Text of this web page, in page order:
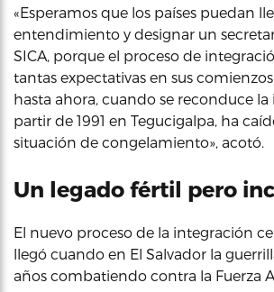
«Esperamos que los países puedan
entendimiento y designar un
SICA, porque el proceso de
tantas expectativas en sus
hasta ahora, cuando se reconduce
partir de 1991 en Tegucigalpa, ha
situación de congelamiento», acotó.
Un legado fértil pero
El nuevo proceso de la integración
llegó cuando en El Salvador la
años combatiendo contra la Fuerza